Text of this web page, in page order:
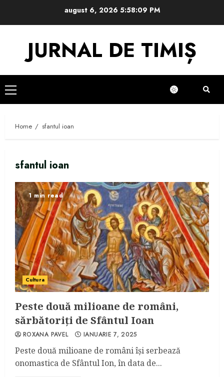
august 6, 2026 5:58:09 PM
JURNAL DE TIMIȘ
Primary
Menu
Home sfantul ioan
sfantul ioan
1 min read
Cultura
Peste două milioane de români,
sărbătoriți de Sfântul Ioan
ROXANA PAVEL IANUARIE 7, 2025
Peste două milioane de români își serbează
onomastica de Sfântul Ion, în data de...